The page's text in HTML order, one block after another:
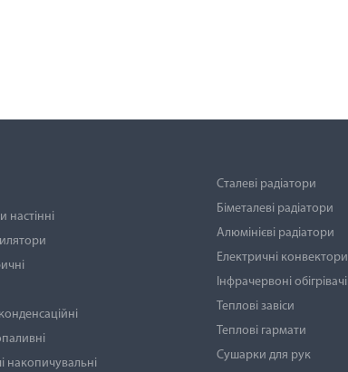
настінні
накопичувальні
Сталеві радіатори
Біметалеві радіатори
Алюмінієві радіатори
Електричні конвектори
Інфрачервоні обігрівачі
Теплові завіси
Теплові гармати
Сушарки для рук